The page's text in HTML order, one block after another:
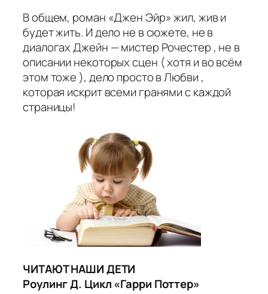
В общем, роман «Джен Эйр» жил, жив и
будет жить. И дело не в сюжете, не в
диалогах Джейн — мистер Рочестер , не в
описании некоторых сцен ( хотя и во всём
этом тоже ), дело просто в Любви ,
которая искрит всеми гранями с каждой
страницы!
ЧИТАЮТ НАШИ ДЕТИ
Роулинг Д. Цикл «Гарри Поттер»